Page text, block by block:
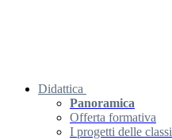
Didattica
Panoramica
Offerta formativa
I progetti delle classi